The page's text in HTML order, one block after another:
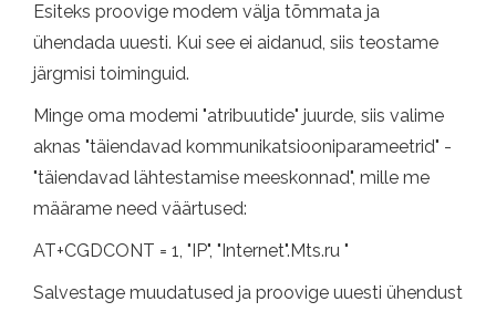
Esiteks proovige modem välja tõmmata ja
ühendada uuesti. Kui see ei aidanud, siis teostame
järgmisi toiminguid.
Minge oma modemi "atribuutide" juurde, siis valime
aknas "täiendavad kommunikatsiooniparameetrid" -
"täiendavad lähtestamise meeskonnad", mille me
määrame need väärtused:
AT+CGDCONT = 1, "IP", "Internet".Mts.ru "
Salvestage muudatused ja proovige uuesti ühendust